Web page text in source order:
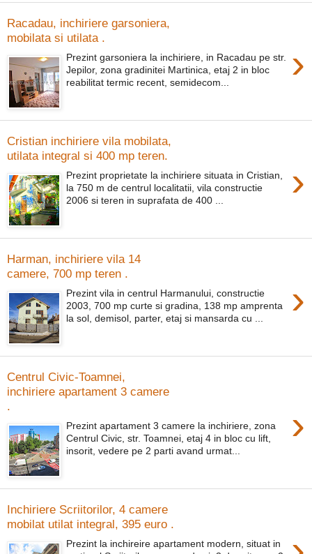
Racadau, inchiriere garsoniera,
mobilata si utilata .
›
Prezint garsoniera la inchiriere, in Racadau pe str.
Jepilor, zona gradinitei Martinica, etaj 2 in bloc
reabilitat termic recent, semidecom...
Cristian inchiriere vila mobilata,
utilata integral si 400 mp teren.
›
Prezint proprietate la inchiriere situata in Cristian,
la 750 m de centrul localitatii, vila constructie
2006 si teren in suprafata de 400 ...
Harman, inchiriere vila 14
camere, 700 mp teren .
›
Prezint vila in centrul Harmanului, constructie
2003, 700 mp curte si gradina, 138 mp amprenta
la sol, demisol, parter, etaj si mansarda cu ...
Centrul Civic-Toamnei,
inchiriere apartament 3 camere
.
›
Prezint apartament 3 camere la inchiriere, zona
Centrul Civic, str. Toamnei, etaj 4 in bloc cu lift,
insorit, vedere pe 2 parti avand urmat...
Inchiriere Scriitorilor, 4 camere
mobilat utilat integral, 395 euro .
Prezint la inchireire apartament modern, situat in